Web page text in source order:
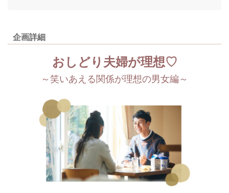
企画詳細
おしどり夫婦が理想♡
～笑いあえる関係が理想の男女編～